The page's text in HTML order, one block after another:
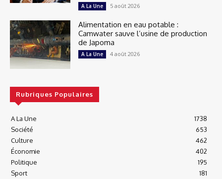
A La Une 5 août 2026
Alimentation en eau potable :
Camwater sauve l’usine de production
de Japoma
A La Une 4 août 2026
Rubriques Populaires
A La Une
1738
Société
653
Culture
462
Économie
402
Politique
195
Sport
181